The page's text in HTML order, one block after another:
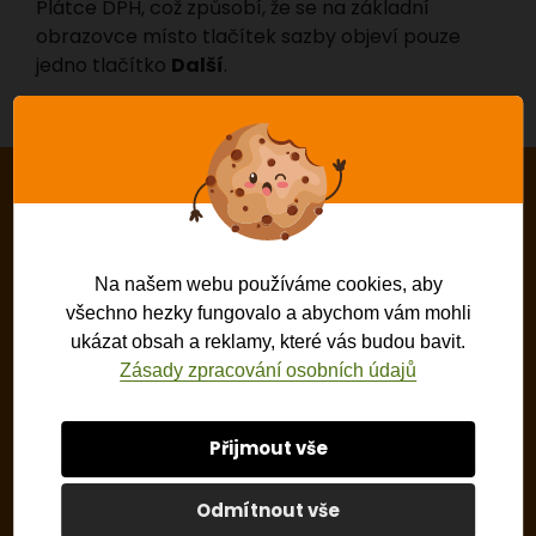
Plátce DPH, což způsobí, že se na základní
obrazovce místo tlačítek sazby objeví pouze
jedno tlačítko Další.
RÁDI ZODPOVÍME VAŠE
Ing. Dagmar Bašusová
Obchod
Michaela Kovářová
Koordinátor servisu
Na našem webu používáme cookies, aby
všechno hezky fungovalo a abychom vám mohli
ukázat obsah a reklamy, které vás budou bavit.
Zásady zpracování osobních údajů
Přijmout vše
Odmítnout vše